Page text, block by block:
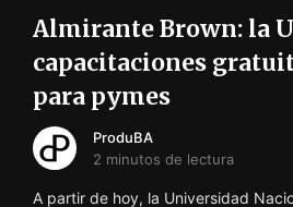
Almirante Brown: la
capacitaciones
para pymes
ProduBA
2 minutos de lectura
A partir de hoy, la Universidad